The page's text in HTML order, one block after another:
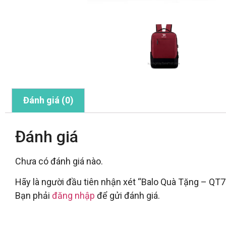
Đánh giá (0)
Đánh giá
Chưa có đánh giá nào.
Hãy là người đầu tiên nhận xét “Balo Quà Tặng –
Bạn phải đăng nhập để gửi đánh giá.